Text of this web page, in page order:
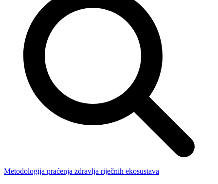
Metodologija praćenja zdravlja riječnih ekosustava